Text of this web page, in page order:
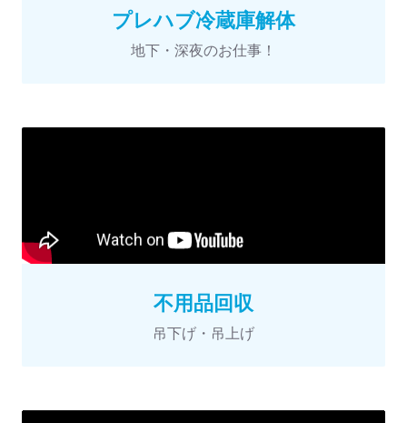
プレハブ冷蔵庫解体
地下・深夜のお仕事！
不用品回収
吊下げ・吊上げ